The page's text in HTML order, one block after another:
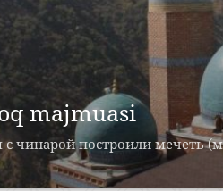
majmuasi
с чинарой построили